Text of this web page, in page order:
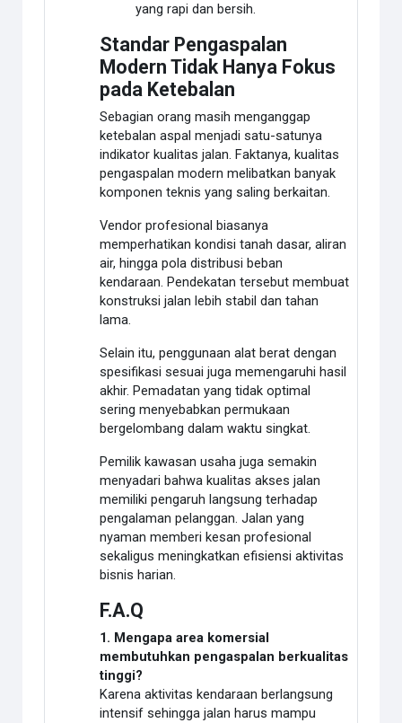
yang rapi dan bersih.
Standar Pengaspalan
Modern Tidak Hanya Fokus
pada Ketebalan
Sebagian orang masih menganggap
ketebalan aspal menjadi satu-satunya
indikator kualitas jalan. Faktanya, kualitas
pengaspalan modern melibatkan banyak
komponen teknis yang saling berkaitan.
Vendor profesional biasanya
memperhatikan kondisi tanah dasar, aliran
air, hingga pola distribusi beban
kendaraan. Pendekatan tersebut membuat
konstruksi jalan lebih stabil dan tahan
lama.
Selain itu, penggunaan alat berat dengan
spesifikasi sesuai juga memengaruhi hasil
akhir. Pemadatan yang tidak optimal
sering menyebabkan permukaan
bergelombang dalam waktu singkat.
Pemilik kawasan usaha juga semakin
menyadari bahwa kualitas akses jalan
memiliki pengaruh langsung terhadap
pengalaman pelanggan. Jalan yang
nyaman memberi kesan profesional
sekaligus meningkatkan efisiensi aktivitas
bisnis harian.
F.A.Q
1. Mengapa area komersial
membutuhkan pengaspalan berkualitas
tinggi?
Karena aktivitas kendaraan berlangsung
intensif sehingga jalan harus mampu